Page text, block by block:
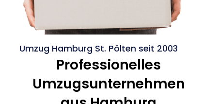
Umzug Hamburg St. Pölten seit 2003
Professionelles
Umzugsunternehmen